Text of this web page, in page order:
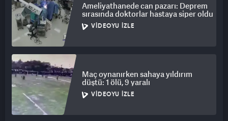
Ameliyathanede can pazarı: Deprem
sırasında doktorlar hastaya siper oldu
VIDEOYU İZLE
Maç oynanırken sahaya yıldırım
düştü: 1 ölü, 9 yaralı
VIDEOYU İZLE